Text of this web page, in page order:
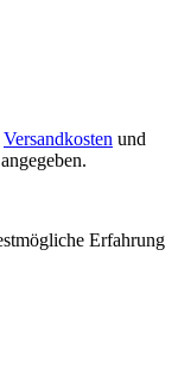
Versandkosten und
Erfahrung